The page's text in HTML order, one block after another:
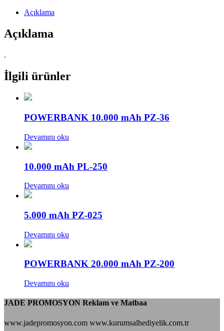
Açıklama
Açıklama
.
İlgili ürünler
POWERBANK 10.000 mAh PZ-36
Devamını oku
10.000 mAh PL-250
Devamını oku
5.000 mAh PZ-025
Devamını oku
POWERBANK 20.000 mAh PZ-200
Devamını oku
JADE PROMOSYON Reklam ve Matbaa
www.jadepromosyon.com www.kurumsalhediyelik.com.tr